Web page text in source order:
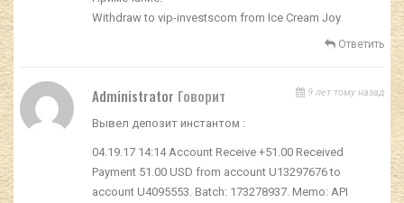
Withdraw to vip-investscom from Ice Cream Joy
Ответить
Administrator Говорит 9 лет тому назад
Вывел депозит инстантом :
04.19.17 14:14 Account Receive +51.00 Received
Payment 51.00 USD from account U13297676 to
account U4095553. Batch: 173278937. Memo: API